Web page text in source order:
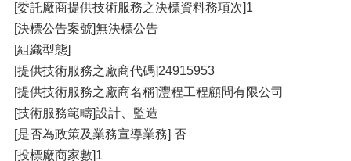
[委託廠商提供技術服務之決標資料務項次]1
[決標公告案號]無決標公告
[組織型態]
[提供技術服務之廠商代碼]24915953
[提供技術服務之廠商名稱]灃程⼯程顧問有限公司
[技術服務範疇]設計、監造
[是否為政策及業務宣導業務] 否
[投標廠商家數]1